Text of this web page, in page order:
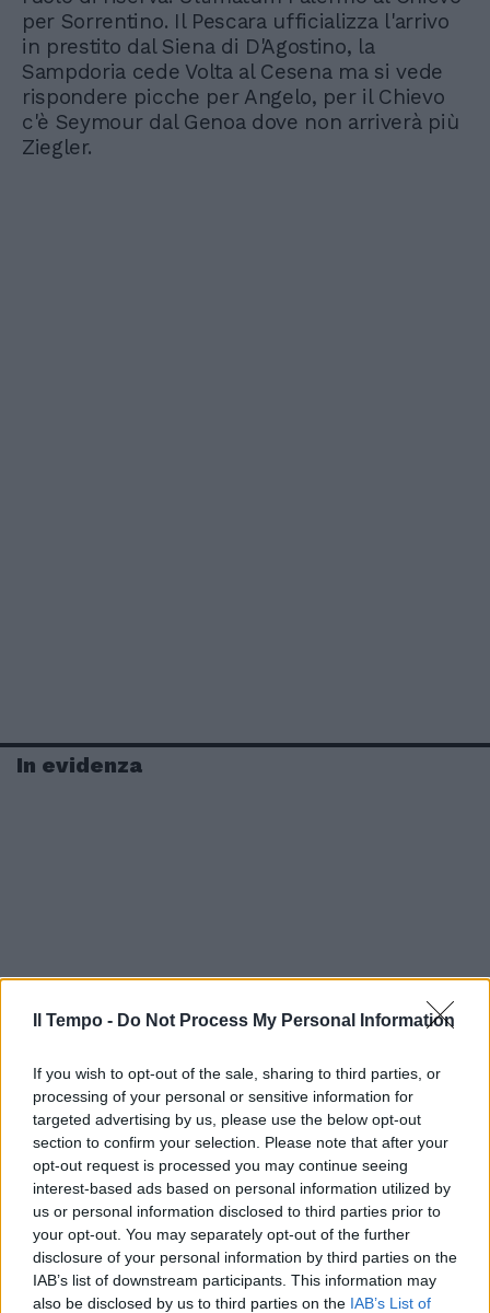
Il Tempo - Do Not Process My Personal Information
If you wish to opt-out of the sale, sharing to third parties, or
processing of your personal or sensitive information for
targeted advertising by us, please use the below opt-out
section to confirm your selection. Please note that after your
opt-out request is processed you may continue seeing
interest-based ads based on personal information utilized by
us or personal information disclosed to third parties prior to
your opt-out. You may separately opt-out of the further
disclosure of your personal information by third parties on the
IAB’s list of downstream participants. This information may
also be disclosed by us to third parties on the IAB’s List of
per Sorrentino. Il Pescara ufficializza l'arrivo
in prestito dal Siena di D'Agostino, la
Sampdoria cede Volta al Cesena ma si vede
rispondere picche per Angelo, per il Chievo
c'è Seymour dal Genoa dove non arriverà più
Ziegler.
In evidenza